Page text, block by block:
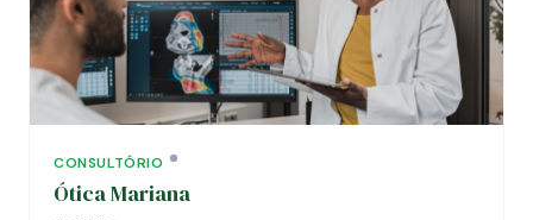
CONSULTÓRIO
Ótica Mariana